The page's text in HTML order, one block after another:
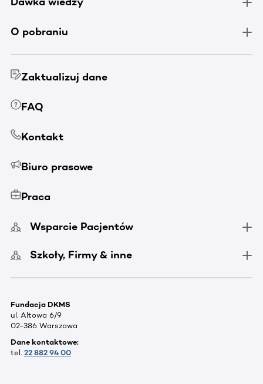
O pobraniu
Zaktualizuj dane
FAQ
Kontakt
Biuro prasowe
Praca
Wsparcie Pacjentów
Szkoły, Firmy & inne
Fundacja DKMS
ul. Altowa 6/9
02-386 Warszawa
Dane kontaktowe:
tel. 22 882 94 00